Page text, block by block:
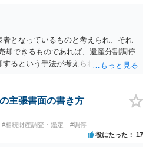
となっているものと考えられ、それ
却できるものであれば、遺産分割調停
るという手法が考えられます。 相続
土地かどうかとどの程度で売却でき
又は売却できたとしてもわずかな金額
放棄ができるかの検討になりますが、
かかるので、固定資産税の金額と比
という検討になります。
主張書面の書き方
#相続財産調査・鑑定 #調停
役にたった 17